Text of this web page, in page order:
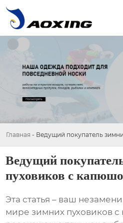
Главная - Ведущий покупатель
Ведущий
пуховиков с
Эта статья – ваш
мире зимних пуховиков